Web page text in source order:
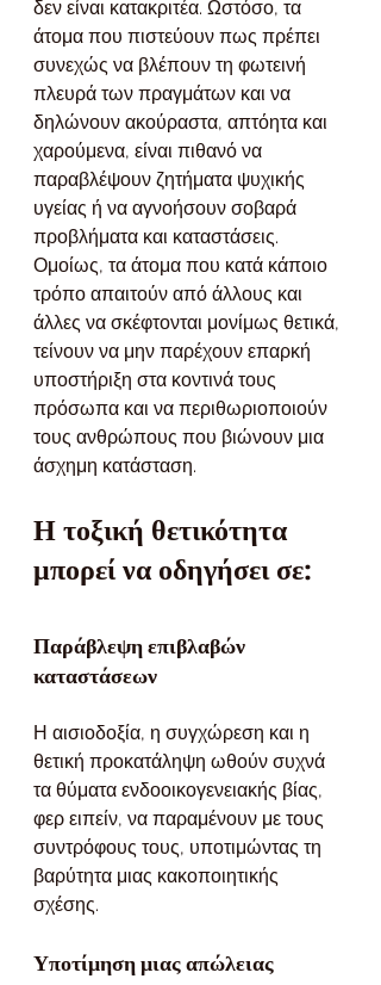
δεν είναι κατακριτέα. Ωστόσο, τα
άτομα που πιστεύουν πως πρέπει
συνεχώς να βλέπουν τη φωτεινή
πλευρά των πραγμάτων και να
δηλώνουν ακούραστα, απτόητα και
χαρούμενα, είναι πιθανό να
παραβλέψουν ζητήματα ψυχικής
υγείας ή να αγνοήσουν σοβαρά
προβλήματα και καταστάσεις.
Ομοίως, τα άτομα που κατά κάποιο
τρόπο απαιτούν από άλλους και
άλλες να σκέφτονται μονίμως θετικά,
τείνουν να μην παρέχουν επαρκή
υποστήριξη στα κοντινά τους
πρόσωπα και να περιθωριοποιούν
τους ανθρώπους που βιώνουν μια
άσχημη κατάσταση.
Η τοξική θετικότητα
μπορεί να οδηγήσει σε:
Παράβλεψη επιβλαβών
καταστάσεων
Η αισιοδοξία, η συγχώρεση και η
θετική προκατάληψη ωθούν συχνά
τα θύματα ενδοοικογενειακής βίας,
φερ ειπείν, να παραμένουν με τους
συντρόφους τους, υποτιμώντας τη
βαρύτητα μιας κακοποιητικής
σχέσης.
Υποτίμηση μιας απώλειας